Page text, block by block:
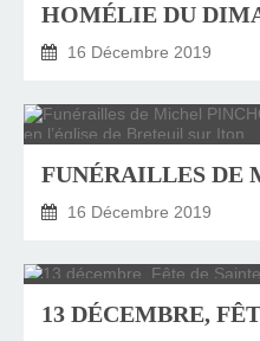
16 Décembre 2019
16 Décembre 2019
13 DÉCEMBRE,